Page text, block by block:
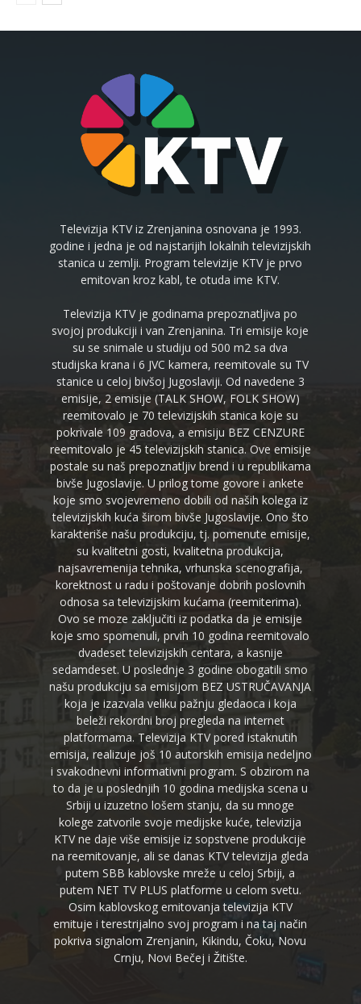
Televizija KTV iz Zrenjanina osnovana je 1993.
godine i jedna je od najstarijih lokalnih televizijskih
stanica u zemlji. Program televizije KTV je prvo
emitovan kroz kabl, te otuda ime KTV.
Televizija KTV je godinama prepoznatljiva po
svojoj produkciji i van Zrenjanina. Tri emisije koje
su se snimale u studiju od 500 m2 sa dva
studijska krana i 6 JVC kamera, reemitovale su TV
stanice u celoj bivšoj Jugoslaviji. Od navedene 3
emisije, 2 emisije (TALK SHOW, FOLK SHOW)
reemitovalo je 70 televizijskih stanica koje su
pokrivale 109 gradova, a emisiju BEZ CENZURE
reemitovalo je 45 televizijskih stanica. Ove emisije
postale su naš prepoznatljiv brend i u republikama
bivše Jugoslavije. U prilog tome govore i ankete
koje smo svojevremeno dobili od naših kolega iz
televizijskih kuća širom bivše Jugoslavije. Ono što
karakteriše našu produkciju, tj. pomenute emisije,
su kvalitetni gosti, kvalitetna produkcija,
najsavremenija tehnika, vrhunska scenografija,
korektnost u radu i poštovanje dobrih poslovnih
odnosa sa televizijskim kućama (reemiterima).
Ovo se moze zaključiti iz podatka da je emisije
koje smo spomenuli, prvih 10 godina reemitovalo
dvadeset televizijskih centara, a kasnije
sedamdeset. U poslednje 3 godine obogatili smo
našu produkciju sa emisijom BEZ USTRUČAVANJA
koja je izazvala veliku pažnju gledaoca i koja
beleži rekordni broj pregleda na internet
platformama. Televizija KTV pored istaknutih
emisija, realizuje još 10 autorskih emisija nedeljno
i svakodnevni informativni program. S obzirom na
to da je u poslednjih 10 godina medijska scena u
Srbiji u izuzetno lošem stanju, da su mnoge
kolege zatvorile svoje medijske kuće, televizija
KTV ne daje više emisije iz sopstvene produkcije
na reemitovanje, ali se danas KTV televizija gleda
putem SBB kablovske mreže u celoj Srbiji, a
putem NET TV PLUS platforme u celom svetu.
Osim kablovskog emitovanja televizija KTV
emituje i terestrijalno svoj program i na taj način
pokriva signalom Zrenjanin, Kikindu, Čoku, Novu
Crnju, Novi Bečej i Žitište.